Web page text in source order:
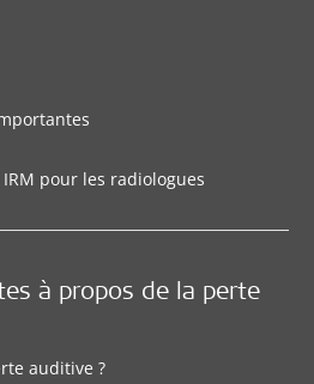
pour les radiologues
à propos de la perte
auditive ?